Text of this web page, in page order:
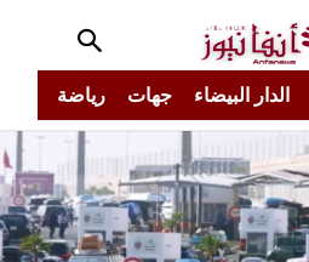
الدار البيضاء جهات رياضة